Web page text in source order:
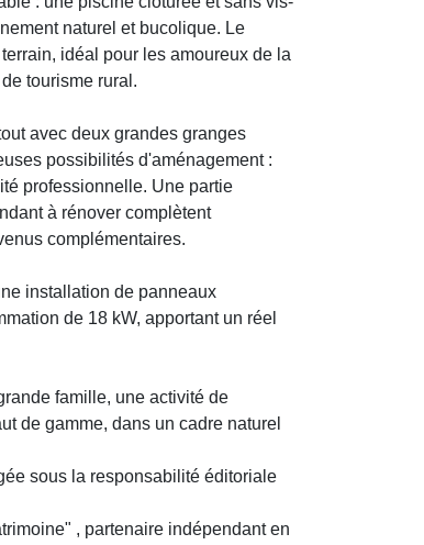
naturel et bucolique. Le
idéal pour les amoureux de la
tourisme rural.
avec deux grandes granges
possibilités d'aménagement :
professionnelle. Une partie
à rénover complètent
complémentaires.
installation de panneaux
de 18 kW, apportant un réel
famille, une activité de
de gamme, dans un cadre naturel
sous la responsabilité éditoriale
, partenaire indépendant en